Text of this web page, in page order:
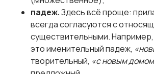
падеж.Здесь всё проще:
всегда согласуются с
существительными. Например,
это именительный падеж,
творительный, «с новым